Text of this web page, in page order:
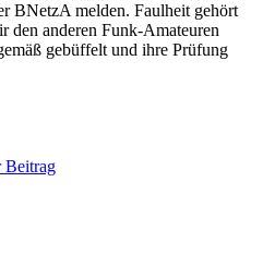
BNetzA melden. Faulheit gehört
den anderen Funk-Amateuren
gebüffelt und ihre Prüfung
Beitrag